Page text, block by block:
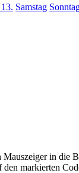
Samstag
in die
markierten